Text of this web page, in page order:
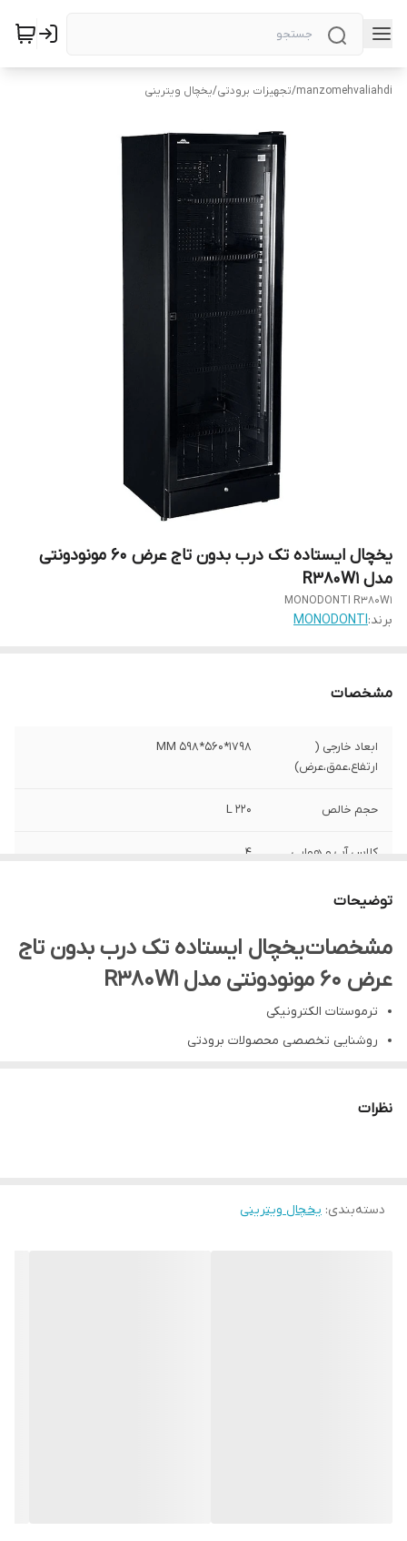
manzomehvaliahdi
/تجهیزات برودتی/یخچال ویترینی
یخچال ایستاده تک درب بدون تاج عرض 60 مونودونتی
مدل R380W1
MONODONTI R380W1
برند:MONODONTI
مشخصات
ابعاد خارجی (
ارتفاع،عمق،عرض)
1798*560*598 MM
حجم خالص ۲۲۰ L
کلاس آب و هوایی 4
گرید انرژی
گاز مبرد R600a
نوع ترموستات کنترلر دستی
وزن خالص
توضیحات
مشخصات یخچال ایستاده تک درب بدون تاج
عرض 60 مونودونتی مدل R380W1
ترموستات الکترونیکی
روشنایی تخصصی محصولات برودتی
طراحی سازگار با محیط زیست (R600a)
نظرات
دسته‌بندی: یخچال ویترینی